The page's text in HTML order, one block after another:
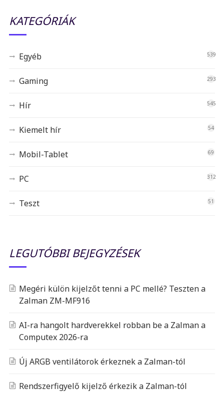
KATEGÓRIÁK
Egyéb 539
Gaming 293
Hír 545
Kiemelt hír 54
Mobil-Tablet 69
PC 312
Teszt 51
LEGUTÓBBI BEJEGYZÉSEK
Megéri külön kijelzőt tenni a PC mellé? Teszten a
Zalman ZM-MF916
AI-ra hangolt hardverekkel robban be a Zalman a
Computex 2026-ra
Új ARGB ventilátorok érkeznek a Zalman-tól
Rendszerfigyelő kijelző érkezik a Zalman-tól